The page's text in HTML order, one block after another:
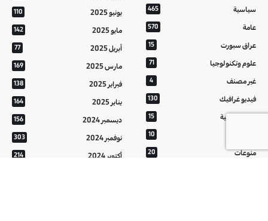
سياسية 465
عامة 570
عراق سبورت 15
علوم وتكنولوجيا 71
غير مصنف 4
فيديو غرافيك 130
معالم عراقية 15
10
منوعات 20
يونيو 2025 110
مايو 2025 142
أبريل 2025 77
مارس 2025 169
فبراير 2025 138
يناير 2025 164
ديسمبر 2024 156
نوفمبر 2024 303
أكتوبر 2024 214